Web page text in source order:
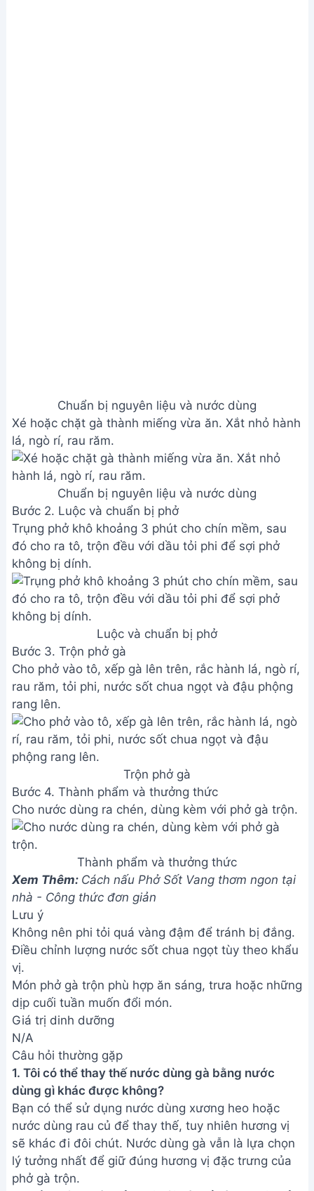
Chuẩn bị nguyên liệu và nước dùng
Xé hoặc chặt gà thành miếng vừa ăn. Xắt nhỏ hành
lá, ngò rí, rau răm.
Chuẩn bị nguyên liệu và nước dùng
Bước 2. Luộc và chuẩn bị phở
Trụng phở khô khoảng 3 phút cho chín mềm, sau
đó cho ra tô, trộn đều với dầu tỏi phi để sợi phở
không bị dính.
Luộc và chuẩn bị phở
Bước 3. Trộn phở gà
Cho phở vào tô, xếp gà lên trên, rắc hành lá, ngò rí,
rau răm, tỏi phi, nước sốt chua ngọt và đậu phộng
rang lên.
Trộn phở gà
Bước 4. Thành phẩm và thưởng thức
Cho nước dùng ra chén, dùng kèm với phở gà trộn.
Thành phẩm và thưởng thức
Xem Thêm: Cách nấu Phở Sốt Vang thơm ngon tại
nhà - Công thức đơn giản
Lưu ý
Không nên phi tỏi quá vàng đậm để tránh bị đắng.
Điều chỉnh lượng nước sốt chua ngọt tùy theo khẩu
vị.
Món phở gà trộn phù hợp ăn sáng, trưa hoặc những
dịp cuối tuần muốn đổi món.
Giá trị dinh dưỡng
N/A
Câu hỏi thường gặp
1. Tôi có thể thay thế nước dùng gà bằng nước
dùng gì khác được không?
Bạn có thể sử dụng nước dùng xương heo hoặc
nước dùng rau củ để thay thế, tuy nhiên hương vị
sẽ khác đi đôi chút. Nước dùng gà vẫn là lựa chọn
lý tưởng nhất để giữ đúng hương vị đặc trưng của
phở gà trộn.